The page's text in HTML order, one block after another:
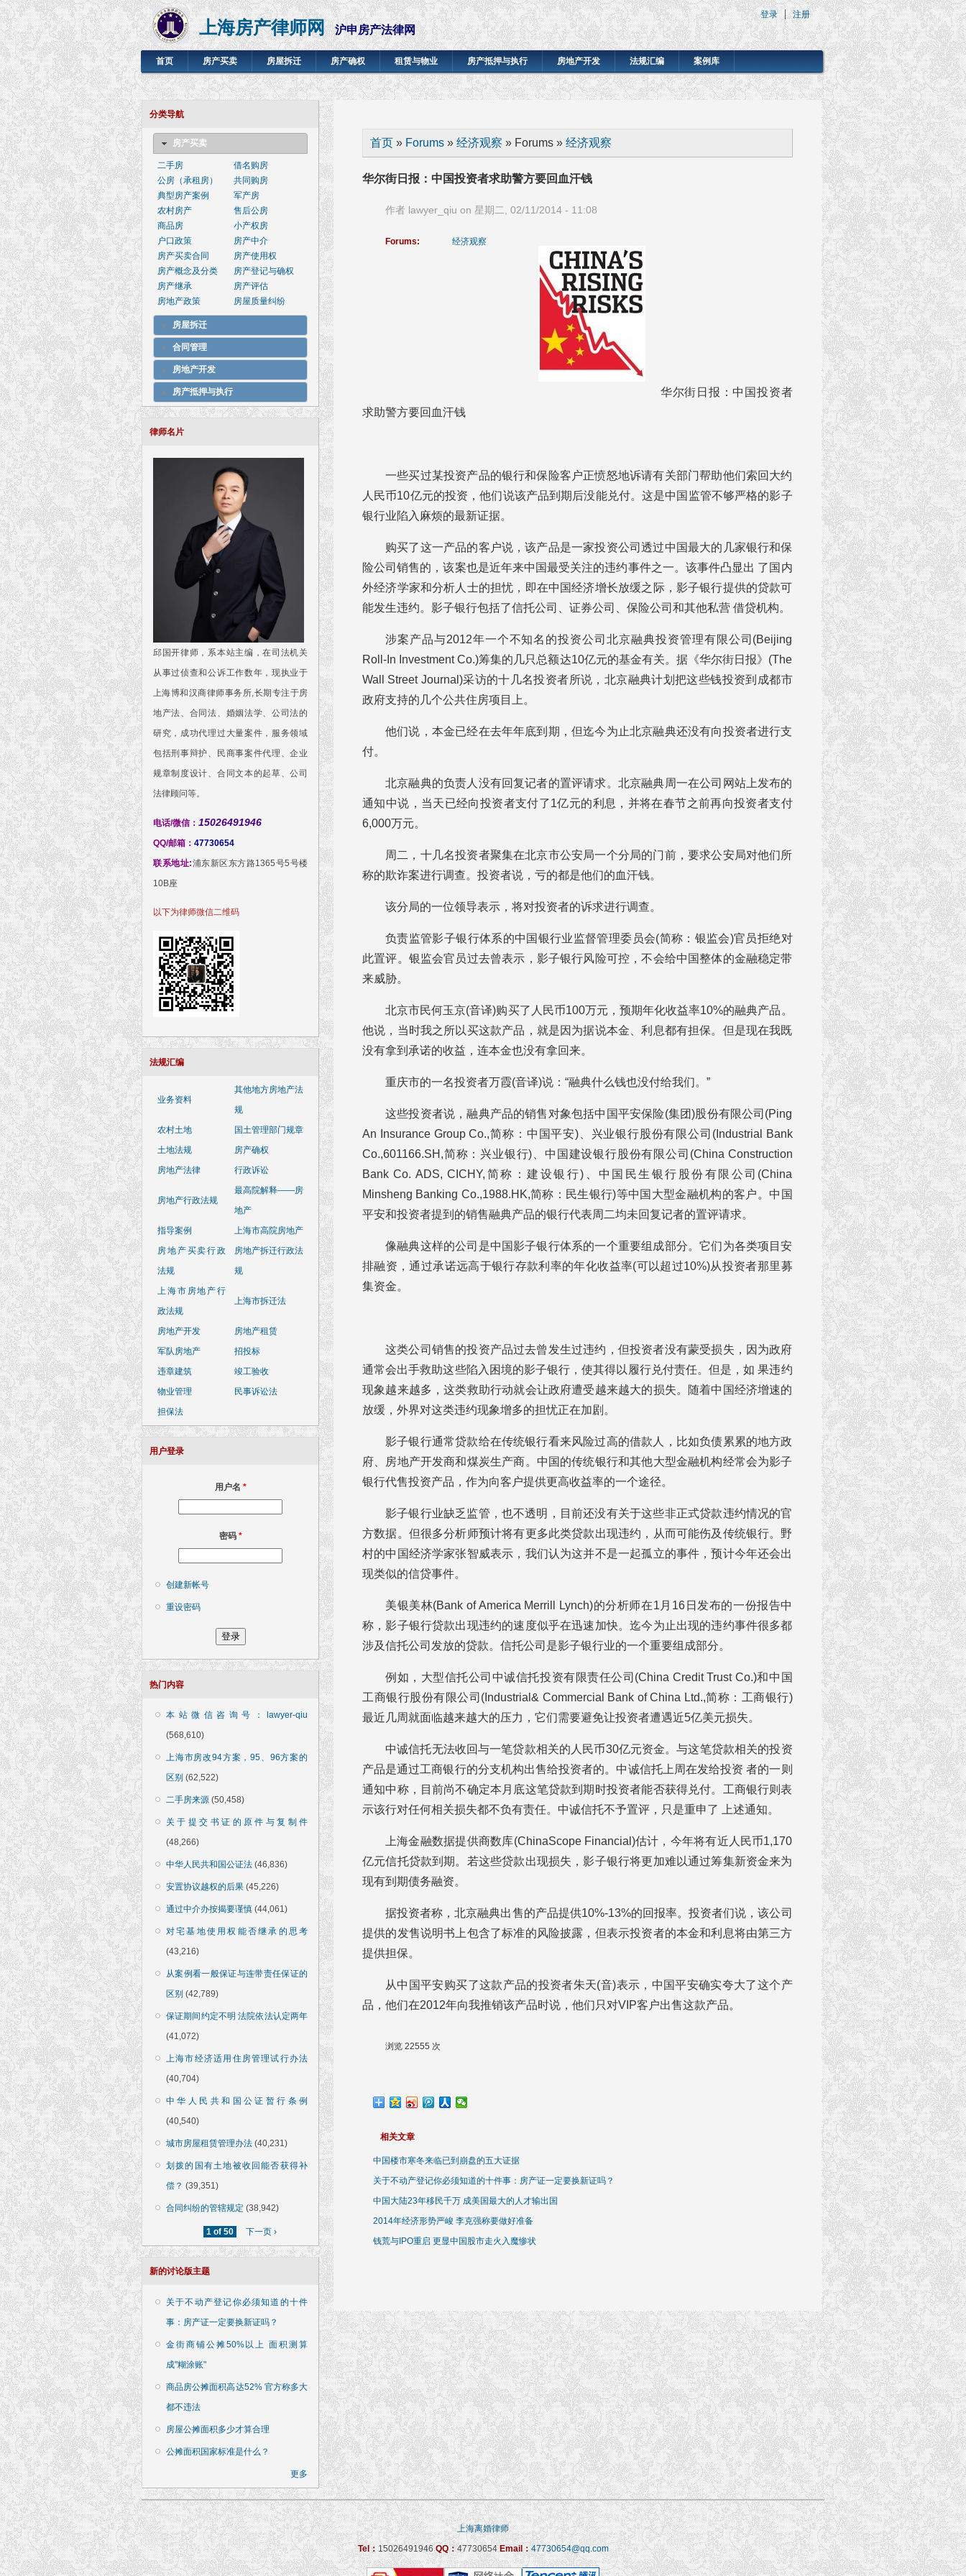
上海房产律师网 沪申房产法律网
登录 注册
首页 房产买卖 房屋拆迁 房产确权 租赁与物业 房产抵押与执行 房地产开发 法规汇编 案例库
分类导航
房产买卖
二手房
借名购房
公房（承租房）
共同购房
典型房产案例
军产房
农村房产
售后公房
商品房
小产权房
户口政策
房产中介
房产买卖合同
房产使用权
房产概念及分类
房产登记与确权
房产继承
房产评估
房地产政策
房屋质量纠纷
房屋拆迁
合同管理
房地产开发
房产抵押与执行
律师名片
邱国开律师，系本站主编，在司法机关
从事过侦查和公诉工作数年，现执业于
上海博和汉商律师事务所,长期专注于房
地产法、合同法、婚姻法学、公司法的
研究，成功代理过大量案件，服务领域
包括刑事辩护、民商事案件代理、企业
规章制度设计、合同文本的起草、公司
法律顾问等。
电话/微信： 15026491946
QQ/邮箱： 47730654
联系地址:浦东新区东方路1365号5号楼
10B座
以下为律师微信二维码
法规汇编
业务资料
其他地方房地产法
规
农村土地
国土管理部门规章
土地法规
房产确权
房地产法律
行政诉讼
房地产行政法规
最高院解释——房
地产
指导案例
上海市高院房地产
房地产买卖行政
法规
房地产拆迁行政法
规
上海市房地产行
政法规
上海市拆迁法
房地产开发
房地产租赁
军队房地产
招投标
违章建筑
竣工验收
物业管理
民事诉讼法
担保法
用户登录
用户名 *
密码 *
创建新帐号
重设密码
热门内容
本站微信咨询号：lawyer-qiu
(568,610)
上海市房改94方案，95、96方案的
区别 (62,522)
二手房来源 (50,458)
关于提交书证的原件与复制件
(48,266)
中华人民共和国公证法 (46,836)
安置协议越权的后果 (45,226)
通过中介办按揭要谨慎 (44,061)
对宅基地使用权能否继承的思考
(43,216)
从案例看一般保证与连带责任保证的
区别 (42,789)
保证期间约定不明 法院依法认定两年
(41,072)
上海市经济适用住房管理试行办法
(40,704)
中华人民共和国公证暂行条例
(40,540)
城市房屋租赁管理办法 (40,231)
划拨的国有土地被收回能否获得补
偿？ (39,351)
合同纠纷的管辖规定 (38,942)
1 of 50 下一页 ›
新的讨论版主题
关于不动产登记你必须知道的十件
事：房产证一定要换新证吗？
金街商铺公摊50%以上 面积测算
成"糊涂账"
商品房公摊面积高达52% 官方称多大
都不违法
房屋公摊面积多少才算合理
公摊面积国家标准是什么？
更多
你在这里
首页 » Forums » 经济观察 » Forums » 经济观察
华尔街日报：中国投资者求助警方要回血汗钱
作者 lawyer_qiu on 星期二, 02/11/2014 - 11:08
Forums: 经济观察
华尔街日报：中国投资者
求助警方要回血汗钱
一些买过某投资产品的银行和保险客户正愤怒地诉请有关部门帮助他们索回大约
人民币10亿元的投资，他们说该产品到期后没能兑付。这是中国监管不够严格的影子
银行业陷入麻烦的最新证据。
购买了这一产品的客户说，该产品是一家投资公司透过中国最大的几家银行和保
险公司销售的，该案也是近年来中国最受关注的违约事件之一。该事件凸显出 了国内
外经济学家和分析人士的担忧，即在中国经济增长放缓之际，影子银行提供的贷款可
能发生违约。影子银行包括了信托公司、证券公司、保险公司和其他私营 借贷机构。
涉案产品与2012年一个不知名的投资公司北京融典投资管理有限公司(Beijing
Roll-In Investment Co.)筹集的几只总额达10亿元的基金有关。据《华尔街日报》(The
Wall Street Journal)采访的十几名投资者所说，北京融典计划把这些钱投资到成都市
政府支持的几个公共住房项目上。
他们说，本金已经在去年年底到期，但迄今为止北京融典还没有向投资者进行支
付。
北京融典的负责人没有回复记者的置评请求。北京融典周一在公司网站上发布的
通知中说，当天已经向投资者支付了1亿元的利息，并将在春节之前再向投资者支付
6,000万元。
周二，十几名投资者聚集在北京市公安局一个分局的门前，要求公安局对他们所
称的欺诈案进行调查。投资者说，亏的都是他们的血汗钱。
该分局的一位领导表示，将对投资者的诉求进行调查。
负责监管影子银行体系的中国银行业监督管理委员会(简称：银监会)官员拒绝对
此置评。银监会官员过去曾表示，影子银行风险可控，不会给中国整体的金融稳定带
来威胁。
北京市民何玉京(音译)购买了人民币100万元，预期年化收益率10%的融典产品。
他说，当时我之所以买这款产品，就是因为据说本金、利息都有担保。但是现在我既
没有拿到承诺的收益，连本金也没有拿回来。
重庆市的一名投资者万霞(音译)说：“融典什么钱也没付给我们。”
这些投资者说，融典产品的销售对象包括中国平安保险(集团)股份有限公司(Ping
An Insurance Group Co.,简称：中国平安)、兴业银行股份有限公司(Industrial Bank
Co.,601166.SH,简称：兴业银行)、中国建设银行股份有限公司(China Construction
Bank Co. ADS, CICHY,简称：建设银行)、中国民生银行股份有限公司(China
Minsheng Banking Co.,1988.HK,简称：民生银行)等中国大型金融机构的客户。中国
平安和投资者提到的销售融典产品的银行代表周二均未回复记者的置评请求。
像融典这样的公司是中国影子银行体系的一个重要组成部分。它们为各类项目安
排融资，通过承诺远高于银行存款利率的年化收益率(可以超过10%)从投资者那里募
集资金。
这类公司销售的投资产品过去曾发生过违约，但投资者没有蒙受损失，因为政府
通常会出手救助这些陷入困境的影子银行，使其得以履行兑付责任。但是，如 果违约
现象越来越多，这类救助行动就会让政府遭受越来越大的损失。随着中国经济增速的
放缓，外界对这类违约现象增多的担忧正在加剧。
影子银行通常贷款给在传统银行看来风险过高的借款人，比如负债累累的地方政
府、房地产开发商和煤炭生产商。中国的传统银行和其他大型金融机构经常会为影子
银行代售投资产品，作为向客户提供更高收益率的一个途径。
影子银行业缺乏监管，也不透明，目前还没有关于这些非正式贷款违约情况的官
方数据。但很多分析师预计将有更多此类贷款出现违约，从而可能伤及传统银行。野
村的中国经济学家张智威表示，我们认为这并不是一起孤立的事件，预计今年还会出
现类似的信贷事件。
美银美林(Bank of America Merrill Lynch)的分析师在1月16日发布的一份报告中
称，影子银行贷款出现违约的速度似乎在迅速加快。迄今为止出现的违约事件很多都
涉及信托公司发放的贷款。信托公司是影子银行业的一个重要组成部分。
例如，大型信托公司中诚信托投资有限责任公司(China Credit Trust Co.)和中国
工商银行股份有限公司(Industrial& Commercial Bank of China Ltd.,简称：工商银行)
最近几周就面临越来越大的压力，它们需要避免让投资者遭遇近5亿美元损失。
中诚信托无法收回与一笔贷款相关的人民币30亿元资金。与这笔贷款相关的投资
产品是通过工商银行的分支机构出售给投资者的。中诚信托上周在发给投资 者的一则
通知中称，目前尚不确定本月底这笔贷款到期时投资者能否获得兑付。工商银行则表
示该行对任何相关损失都不负有责任。中诚信托不予置评，只是重申了 上述通知。
上海金融数据提供商数库(ChinaScope Financial)估计，今年将有近人民币1,170
亿元信托贷款到期。若这些贷款出现损失，影子银行将更加难以通过筹集新资金来为
现有到期债务融资。
据投资者称，北京融典出售的产品提供10%-13%的回报率。投资者们说，该公司
提供的发售说明书上包含了标准的风险披露，但表示投资者的本金和利息将由第三方
提供担保。
从中国平安购买了这款产品的投资者朱天(音)表示，中国平安确实夸大了这个产
品，他们在2012年向我推销该产品时说，他们只对VIP客户出售这款产品。
浏览 22555 次
相关文章
中国楼市寒冬来临已到崩盘的五大证据
关于不动产登记你必须知道的十件事：房产证一定要换新证吗？
中国大陆23年移民千万 成美国最大的人才输出国
2014年经济形势严峻 李克强称要做好准备
钱荒与IPO重启 更显中国股市走火入魔惨状
上海离婚律师
Tel：15026491946QQ：47730654Email：47730654@qq.com